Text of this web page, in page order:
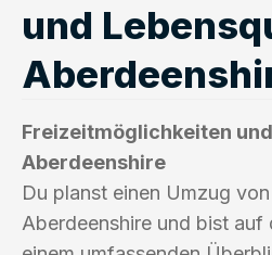
und
Freizeitmöglichkeiten
Aberdeenshire
Du planst einen Umzug
Aberdeenshire und bist auf